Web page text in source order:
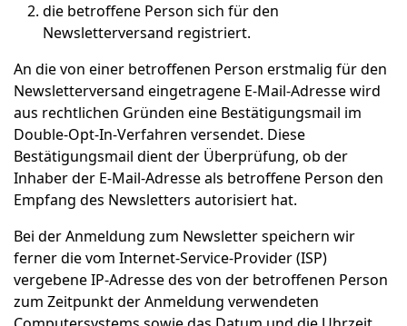
die betroffene Person sich für den
Newsletterversand registriert.
An die von einer betroffenen Person erstmalig für den
Newsletterversand eingetragene E-Mail-Adresse wird
aus rechtlichen Gründen eine Bestätigungsmail im
Double-Opt-In-Verfahren versendet. Diese
Bestätigungsmail dient der Überprüfung, ob der
Inhaber der E-Mail-Adresse als betroffene Person den
Empfang des Newsletters autorisiert hat.
Bei der Anmeldung zum Newsletter speichern wir
ferner die vom Internet-Service-Provider (ISP)
vergebene IP-Adresse des von der betroffenen Person
zum Zeitpunkt der Anmeldung verwendeten